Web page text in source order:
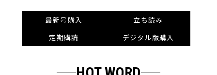
最新号購入
立ち読み
定期購読
デジタル版購入